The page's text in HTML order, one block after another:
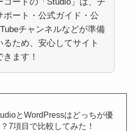
ポート・公式ガイド・公
チャンネルなどが準備
るため、安心してサイト
ます！
とWordPressはどっちが優
7項目で比較してみた！